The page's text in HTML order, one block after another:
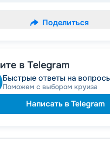
Поделиться
в Telegram
Быстрые ответы на
Поможем с выбором круиза
Написать в Telegram